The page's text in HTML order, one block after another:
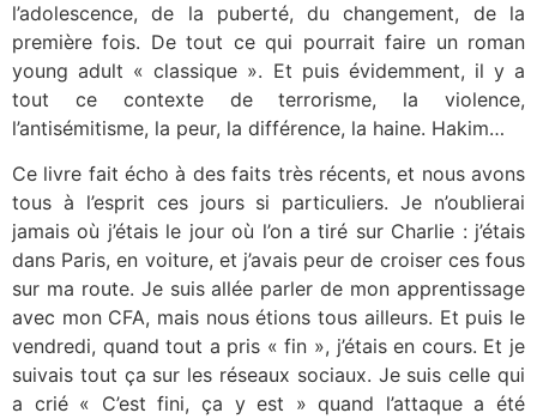
l’adolescence, de la puberté, du changement, de la
première fois. De tout ce qui pourrait faire un roman
young adult « classique ». Et puis évidemment, il y a
tout ce contexte de terrorisme, la violence,
l’antisémitisme, la peur, la différence, la haine. Hakim…
Ce livre fait écho à des faits très récents, et nous avons
tous à l’esprit ces jours si particuliers. Je n’oublierai
jamais où j’étais le jour où l’on a tiré sur Charlie : j’étais
dans Paris, en voiture, et j’avais peur de croiser ces fous
sur ma route. Je suis allée parler de mon apprentissage
avec mon CFA, mais nous étions tous ailleurs. Et puis le
vendredi, quand tout a pris « fin », j’étais en cours. Et je
suivais tout ça sur les réseaux sociaux. Je suis celle qui
a crié « C’est fini, ça y est » quand l’attaque a été